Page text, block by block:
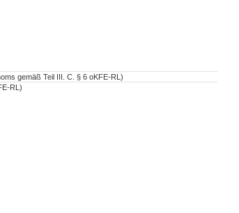
gemäß Teil III. C. § 6 oKFE-RL)
RL)